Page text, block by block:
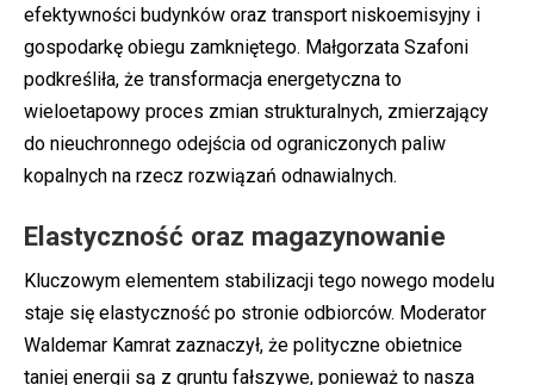
efektywności budynków oraz transport niskoemisyjny i
gospodarkę obiegu zamkniętego. Małgorzata Szafoni
podkreśliła, że transformacja energetyczna to
wieloetapowy proces zmian strukturalnych, zmierzający
do nieuchronnego odejścia od ograniczonych paliw
kopalnych na rzecz rozwiązań odnawialnych.
Elastyczność oraz magazynowanie
Kluczowym elementem stabilizacji tego nowego modelu
staje się elastyczność po stronie odbiorców. Moderator
Waldemar Kamrat zaznaczył, że polityczne obietnice
taniej energii są z gruntu fałszywe, ponieważ to nasza